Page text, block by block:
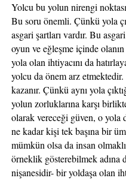
Yolcu bu yolun nirengi
Bu soru önemli. Çünkü yola
asgari şartları vardır. Bu
oyun ve eğleşme içinde
yola olan ihtiyacını da
yolcu da önem arz
kazanır. Çünkü aynı yola
yolun zorluklarına karşı
olarak vereceği güven, o yola
ne kadar kişi tek başına bir
mümkün olsa da insan
örneklik gösterebilmek adına
nişanesidir- bir yoldaşa olan